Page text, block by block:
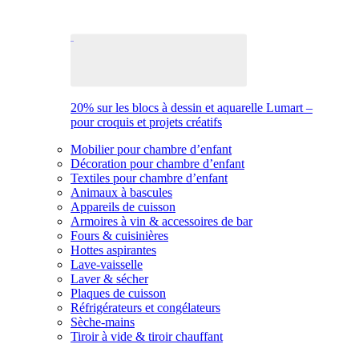
20% sur les blocs à dessin et aquarelle Lumart –
pour croquis et projets créatifs
Mobilier pour chambre d’enfant
Décoration pour chambre d’enfant
Textiles pour chambre d’enfant
Animaux à bascules
Appareils de cuisson
Armoires à vin & accessoires de bar
Fours & cuisinières
Hottes aspirantes
Lave-vaisselle
Laver & sécher
Plaques de cuisson
Réfrigérateurs et congélateurs
Sèche-mains
Tiroir à vide & tiroir chauffant